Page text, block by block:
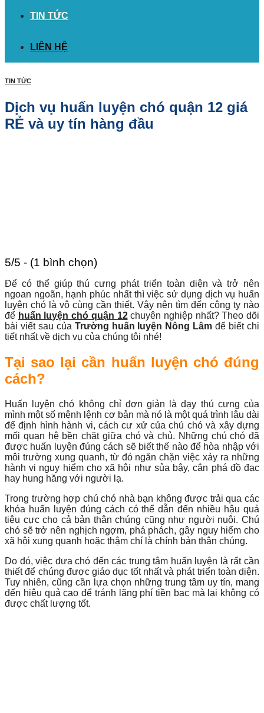
TIN TỨC
LIÊN HỆ
TIN TỨC
Dịch vụ huấn luyện chó quận 12 giá
RẺ và uy tín hàng đầu
5/5 - (1 bình chọn)
Để có thể giúp thú cưng phát triển toàn diện và trở nên
ngoan ngoãn, hạnh phúc nhất thì việc sử dụng dịch vụ huấn
luyện chó là vô cùng cần thiết. Vậy nên tìm đến công ty nào
để huấn luyện chó quận 12chuyên nghiệp nhất? Theo dõi
bài viết sau của Trường huấn luyện Nông Lâm để biết chi
tiết nhất về dịch vụ của chúng tôi nhé!
Tại sao lại cần huấn luyện chó đúng
cách?
Huấn luyện chó không chỉ đơn giản là dạy thú cưng của
mình một số mệnh lệnh cơ bản mà nó là một quá trình lâu dài
để định hình hành vi, cách cư xử của chú chó và xây dựng
mối quan hệ bền chặt giữa chó và chủ. Những chú chó đã
được huấn luyện đúng cách sẽ biết thế nào để hòa nhập với
môi trường xung quanh, từ đó ngăn chặn việc xảy ra những
hành vi nguy hiểm cho xã hội như sủa bậy, cắn phá đồ đạc
hay hung hăng với người lạ.
Trong trường hợp chú chó nhà bạn không được trải qua các
khóa huấn luyện đúng cách có thể dẫn đến nhiều hậu quả
tiêu cực cho cả bản thân chúng cũng như người nuôi. Chú
chó sẽ trở nên nghịch ngợm, phá phách, gây nguy hiểm cho
xã hội xung quanh hoặc thậm chí là chính bản thân chúng.
Do đó, việc đưa chó đến các trung tâm huấn luyện là rất cần
thiết để chúng được giáo dục tốt nhất và phát triển toàn diện.
Tuy nhiên, cũng cần lựa chọn những trung tâm uy tín, mang
đến hiệu quả cao để tránh lãng phí tiền bạc mà lại không có
được chất lượng tốt.